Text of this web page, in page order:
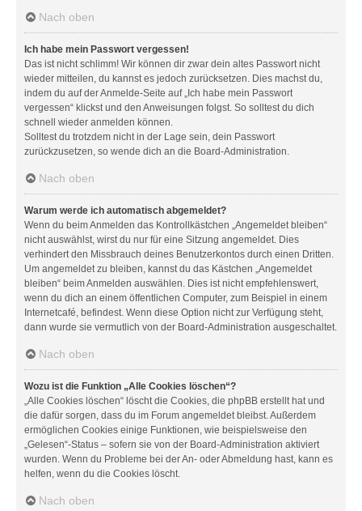
Nach oben
Ich habe mein Passwort vergessen!
Das ist nicht schlimm! Wir können dir zwar dein altes Passwort nicht
wieder mitteilen, du kannst es jedoch zurücksetzen. Dies machst du,
indem du auf der Anmelde-Seite auf „Ich habe mein Passwort
vergessen“ klickst und den Anweisungen folgst. So solltest du dich
schnell wieder anmelden können.
Solltest du trotzdem nicht in der Lage sein, dein Passwort
zurückzusetzen, so wende dich an die Board-Administration.
Nach oben
Warum werde ich automatisch abgemeldet?
Wenn du beim Anmelden das Kontrollkästchen „Angemeldet bleiben“
nicht auswählst, wirst du nur für eine Sitzung angemeldet. Dies
verhindert den Missbrauch deines Benutzerkontos durch einen Dritten.
Um angemeldet zu bleiben, kannst du das Kästchen „Angemeldet
bleiben“ beim Anmelden auswählen. Dies ist nicht empfehlenswert,
wenn du dich an einem öffentlichen Computer, zum Beispiel in einem
Internetcafé, befindest. Wenn diese Option nicht zur Verfügung steht,
dann wurde sie vermutlich von der Board-Administration ausgeschaltet.
Nach oben
Wozu ist die Funktion „Alle Cookies löschen“?
„Alle Cookies löschen“ löscht die Cookies, die phpBB erstellt hat und
die dafür sorgen, dass du im Forum angemeldet bleibst. Außerdem
ermöglichen Cookies einige Funktionen, wie beispielsweise den
„Gelesen“-Status – sofern sie von der Board-Administration aktiviert
wurden. Wenn du Probleme bei der An- oder Abmeldung hast, kann es
helfen, wenn du die Cookies löscht.
Nach oben